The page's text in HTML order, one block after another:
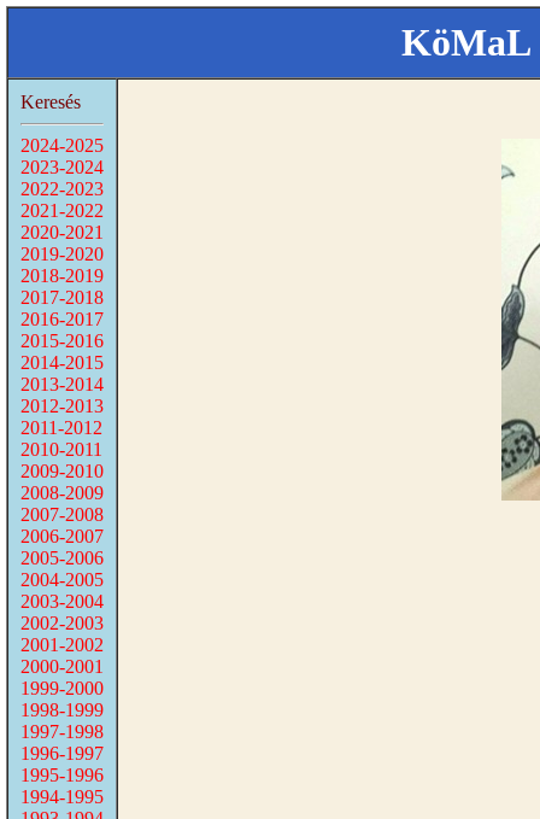
KöMaL
Keresés
2024-2025
2023-2024
2022-2023
2021-2022
2020-2021
2019-2020
2018-2019
2017-2018
2016-2017
2015-2016
2014-2015
2013-2014
2012-2013
2011-2012
2010-2011
2009-2010
2008-2009
2007-2008
2006-2007
2005-2006
2004-2005
2003-2004
2002-2003
2001-2002
2000-2001
1999-2000
1998-1999
1997-1998
1996-1997
1995-1996
1994-1995